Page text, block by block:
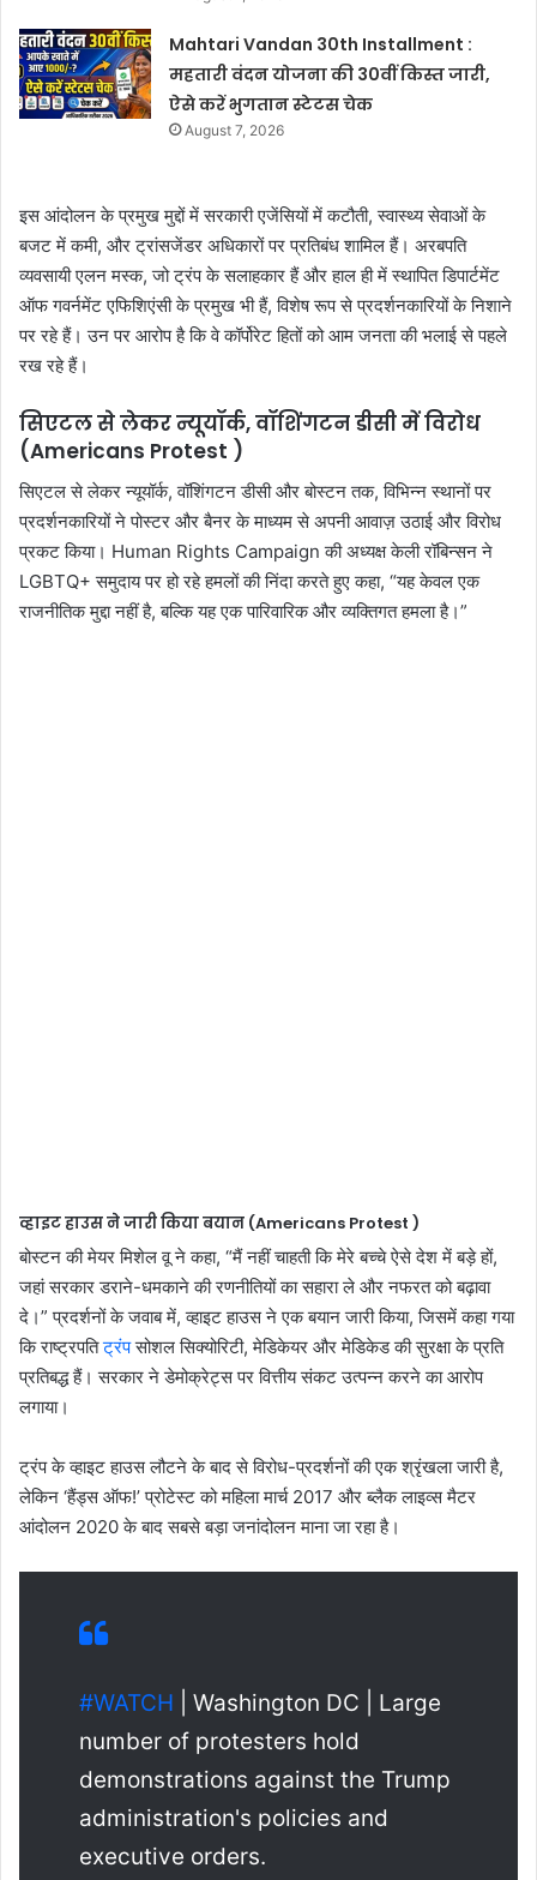
Mahtari Vandan 30th Installment :
महतारी वंदन योजना की 30वीं किस्त जारी,
ऐसे करें भुगतान स्टेटस चेक
August 7, 2026
इस आंदोलन के प्रमुख मुद्दों में सरकारी एजेंसियों में कटौती, स्वास्थ्य सेवाओं के
बजट में कमी, और ट्रांसजेंडर अधिकारों पर प्रतिबंध शामिल हैं। अरबपति
व्यवसायी एलन मस्क, जो ट्रंप के सलाहकार हैं और हाल ही में स्थापित डिपार्टमेंट
ऑफ गवर्नमेंट एफिशिएंसी के प्रमुख भी हैं, विशेष रूप से प्रदर्शनकारियों के निशाने
पर रहे हैं। उन पर आरोप है कि वे कॉर्पोरेट हितों को आम जनता की भलाई से पहले
रख रहे हैं।
सिएटल से लेकर न्यूयॉर्क, वॉशिंगटन डीसी में विरोध
(Americans Protest )
सिएटल से लेकर न्यूयॉर्क, वॉशिंगटन डीसी और बोस्टन तक, विभिन्न स्थानों पर
प्रदर्शनकारियों ने पोस्टर और बैनर के माध्यम से अपनी आवाज़ उठाई और विरोध
प्रकट किया। Human Rights Campaign की अध्यक्ष केली रॉबिन्सन ने
LGBTQ+ समुदाय पर हो रहे हमलों की निंदा करते हुए कहा, “यह केवल एक
राजनीतिक मुद्दा नहीं है, बल्कि यह एक पारिवारिक और व्यक्तिगत हमला है।”
व्हाइट हाउस ने जारी किया बयान (Americans Protest )
बोस्टन की मेयर मिशेल वू ने कहा, “मैं नहीं चाहती कि मेरे बच्चे ऐसे देश में बड़े हों,
जहां सरकार डराने-धमकाने की रणनीतियों का सहारा ले और नफरत को बढ़ावा
दे।” प्रदर्शनों के जवाब में, व्हाइट हाउस ने एक बयान जारी किया, जिसमें कहा गया
कि राष्ट्रपतिट्रंपसोशल सिक्योरिटी, मेडिकेयर और मेडिकेड की सुरक्षा के प्रति
प्रतिबद्ध हैं। सरकार ने डेमोक्रेट्स पर वित्तीय संकट उत्पन्न करने का आरोप
लगाया।
ट्रंप के व्हाइट हाउस लौटने के बाद से विरोध-प्रदर्शनों की एक श्रृंखला जारी है,
लेकिन ‘हैंड्स ऑफ!’ प्रोटेस्ट को महिला मार्च 2017 और ब्लैक लाइव्स मैटर
आंदोलन 2020 के बाद सबसे बड़ा जनांदोलन माना जा रहा है।
#WATCH | Washington DC | Large
number of protesters hold
demonstrations against the Trump
administration's policies and
executive orders.